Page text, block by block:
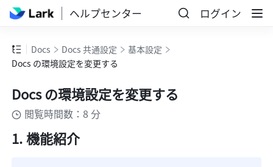
ヘルプセンター ログイン
Docs Docs 共通設定
基本設定
Docs の環境設定を変更する
Docs の環境設定を変更する
閲覧時間数：8 分
機能紹介